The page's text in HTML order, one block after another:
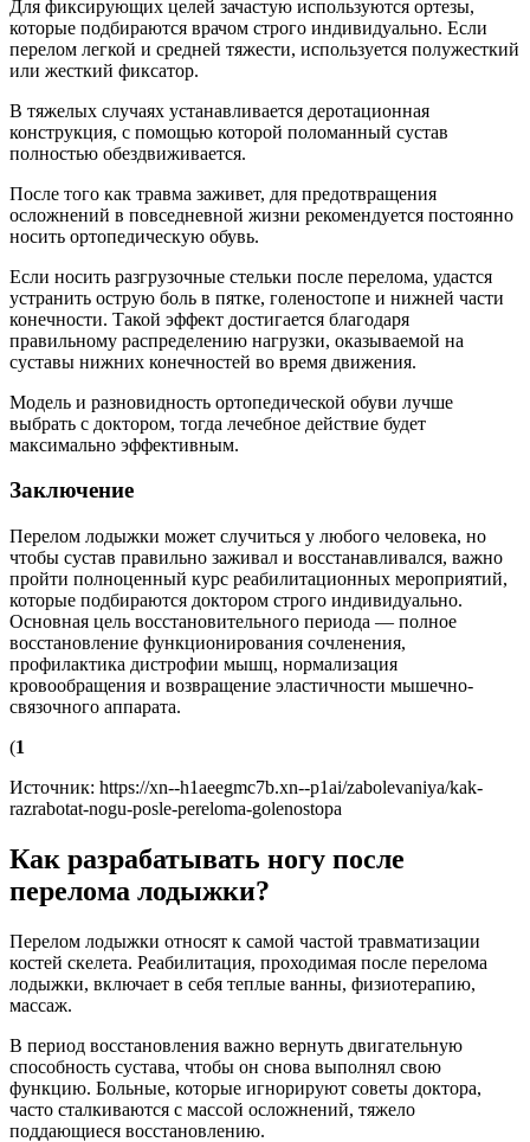
Для фиксирующих целей зачастую используются ортезы,
которые подбираются врачом строго индивидуально. Если
перелом легкой и средней тяжести, используется полужесткий
или жесткий фиксатор.
В тяжелых случаях устанавливается деротационная
конструкция, с помощью которой поломанный сустав
полностью обездвиживается.
После того как травма заживет, для предотвращения
осложнений в повседневной жизни рекомендуется постоянно
носить ортопедическую обувь.
Если носить разгрузочные стельки после перелома, удастся
устранить острую боль в пятке, голеностопе и нижней части
конечности. Такой эффект достигается благодаря
правильному распределению нагрузки, оказываемой на
суставы нижних конечностей во время движения.
Модель и разновидность ортопедической обуви лучше
выбрать с доктором, тогда лечебное действие будет
максимально эффективным.
Заключение
Перелом лодыжки может случиться у любого человека, но
чтобы сустав правильно заживал и восстанавливался, важно
пройти полноценный курс реабилитационных мероприятий,
которые подбираются доктором строго индивидуально.
Основная цель восстановительного периода — полное
восстановление функционирования сочленения,
профилактика дистрофии мышц, нормализация
кровообращения и возвращение эластичности мышечно-
связочного аппарата.
(1
Источник: https://xn--h1aeegmc7b.xn--p1ai/zabolevaniya/kak-
razrabotat-nogu-posle-pereloma-golenostopa
Как разрабатывать ногу после
перелома лодыжки?
Перелом лодыжки относят к самой частой травматизации
костей скелета. Реабилитация, проходимая после перелома
лодыжки, включает в себя теплые ванны, физиотерапию,
массаж.
В период восстановления важно вернуть двигательную
способность сустава, чтобы он снова выполнял свою
функцию. Больные, которые игнорируют советы доктора,
часто сталкиваются с массой осложнений, тяжело
поддающиеся восстановлению.